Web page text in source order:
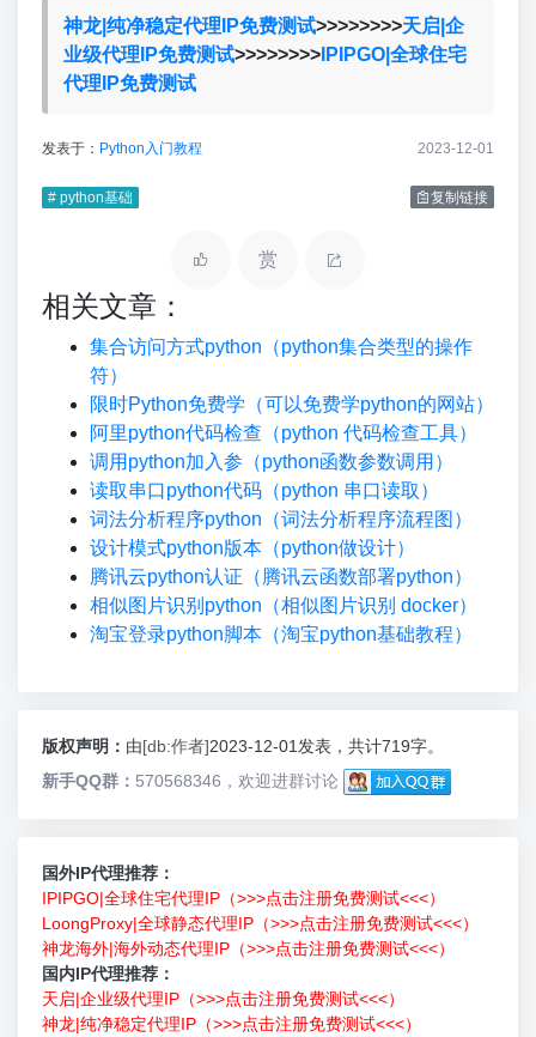
神龙|纯净稳定代理IP免费测试>>>>>>>>天启|企
业级代理IP免费测试>>>>>>>>IPIPGO|全球住宅
代理IP免费测试
发表于： Python入门教程 2023-12-01
# python基础 复制链接
赏
相关文章：
集合访问方式python（python集合类型的操作
符）
限时Python免费学（可以免费学python的网站）
阿里python代码检查（python 代码检查工具）
调用python加入参（python函数参数调用）
读取串口python代码（python 串口读取）
词法分析程序python（词法分析程序流程图）
设计模式python版本（python做设计）
腾讯云python认证（腾讯云函数部署python）
相似图片识别python（相似图片识别 docker）
淘宝登录python脚本（淘宝python基础教程）
版权声明： 由[db:作者]2023-12-01发表，共计719字。
新手QQ群： 570568346，欢迎进群讨论
国外IP代理推荐：
IPIPGO|全球住宅代理IP（>>>点击注册免费测试<<<）
LoongProxy|全球静态代理IP（>>>点击注册免费测试<<<）
神龙海外|海外动态代理IP（>>>点击注册免费测试<<<）
国内IP代理推荐：
天启|企业级代理IP（>>>点击注册免费测试<<<）
神龙|纯净稳定代理IP（>>>点击注册免费测试<<<）